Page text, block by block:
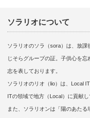
ソラリオについて
ソラリオのソラ（sora）は、放
じそらグループの証。子供心を
志を表しております。
ソラリオのリオ（lio）は、Local
ITの領域で地方（Local）に貢献
また、ソラリオンは「陽のあた